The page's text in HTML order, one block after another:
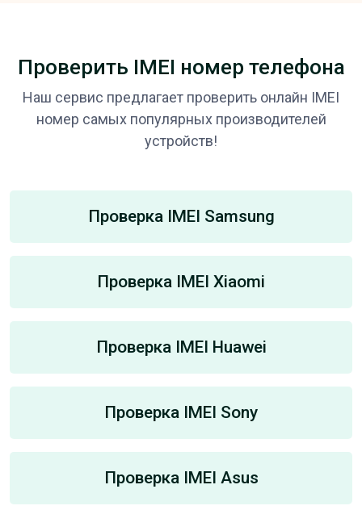
Проверить IMEI номер телефона
Наш сервис предлагает проверить онлайн IMEI
номер самых популярных производителей
устройств!
Проверка IMEI Samsung
Проверка IMEI Xiaomi
Проверка IMEI Huawei
Проверка IMEI Sony
Проверка IMEI Asus